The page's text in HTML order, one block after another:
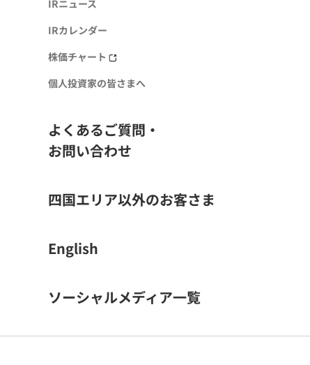
IRニュース
IRカレンダー
株価チャート
個人投資家の皆さまへ
よくあるご質問・
お問い合わせ
四国エリア以外のお客さま
English
ソーシャルメディア一覧